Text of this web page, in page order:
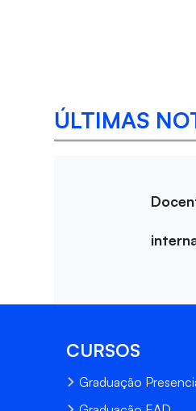
ÚLTIMAS
CURSOS
Graduação